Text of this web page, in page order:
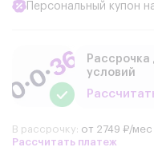
Персональный купон
Рассрочка
условий
В рассрочку: от 2749 ₽/мес
Рассчитать платеж